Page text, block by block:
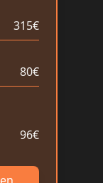
315€
80€
96€